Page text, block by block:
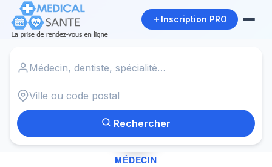
Inscription PRO
Rechercher
✓
MÉDECIN